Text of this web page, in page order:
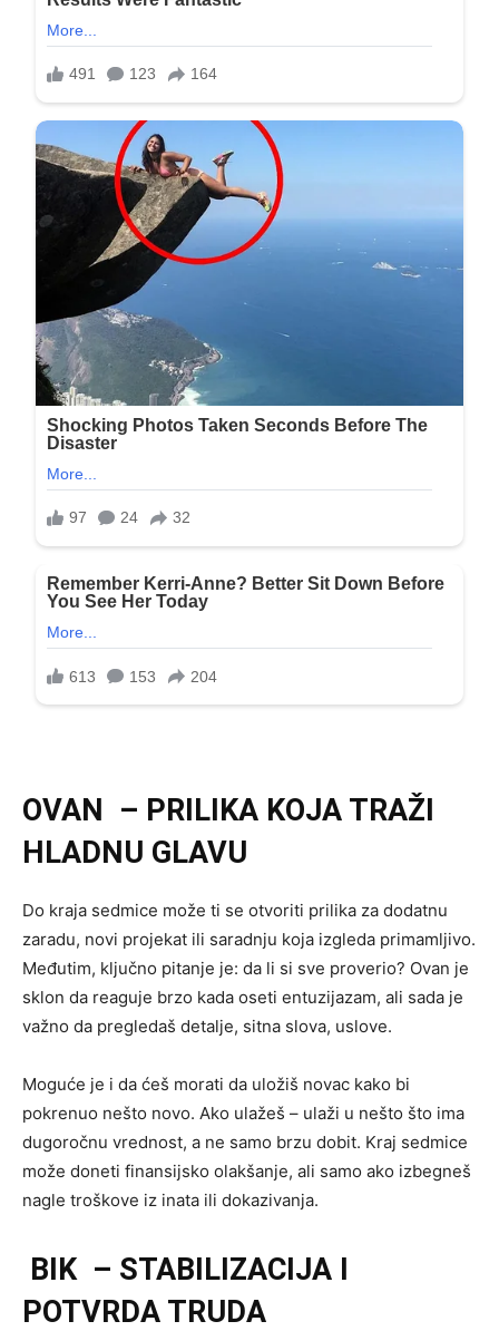
OVAN – PRILIKA KOJA TRAŽI
HLADNU GLAVU
Do kraja sedmice može ti se otvoriti prilika za dodatnu
zaradu, novi projekat ili saradnju koja izgleda primamljivo.
Međutim, ključno pitanje je: da li si sve proverio? Ovan je
sklon da reaguje brzo kada oseti entuzijazam, ali sada je
važno da pregledaš detalje, sitna slova, uslove.
Moguće je i da ćeš morati da uložiš novac kako bi
pokrenuo nešto novo. Ako ulažeš – ulaži u nešto što ima
dugoročnu vrednost, a ne samo brzu dobit. Kraj sedmice
može doneti finansijsko olakšanje, ali samo ako izbegneš
nagle troškove iz inata ili dokazivanja.
BIK – STABILIZACIJA I
POTVRDA TRUDA